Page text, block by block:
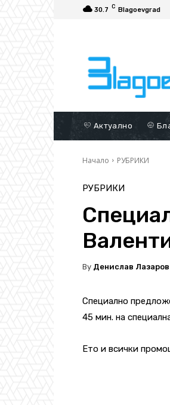
30.7 C Blagoevgrad
Актуално
Начало РУБРИКИ
РУБРИКИ
By Денислав Лазаров
Специално
45 мин. на
Ето и всички